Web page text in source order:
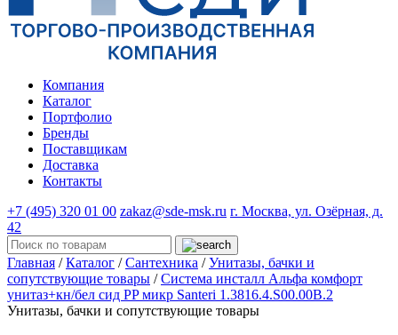
Компания
Каталог
Портфолио
Бренды
Поставщикам
Доставка
Контакты
+7 (495) 320 01 00 zakaz@sde-msk.ru г. Москва, ул. Озёрная, д.
42
Главная / Каталог / Сантехника / Унитазы, бачки и
сопутствующие товары / Система инсталл Альфа комфорт
унитаз+кн/бел сид PP микр Santeri 1.3816.4.S00.00B.2
Унитазы, бачки и сопутствующие товары